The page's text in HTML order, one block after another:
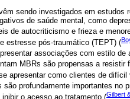
sendo investigados em estudos
de saúde mental, como
de autocriticismo e frieza e
estresse pós-traumático (TEPT) (
associações com estilo de
MBRs são propensas a
apresentar como clientes de
são profundamente importantes no
o acesso ao tratamento (Gilbert